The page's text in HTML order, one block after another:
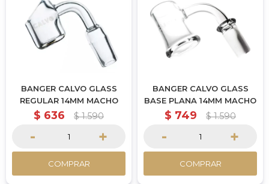
BANGER CALVO GLASS
REGULAR 14MM MACHO
$ 636 $ 1.590
- +
COMPRAR
BANGER CALVO GLASS
BASE PLANA 14MM MACHO
$ 749 $ 1.590
- +
COMPRAR